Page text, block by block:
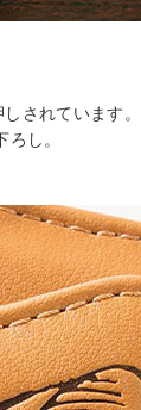
されています。
し。